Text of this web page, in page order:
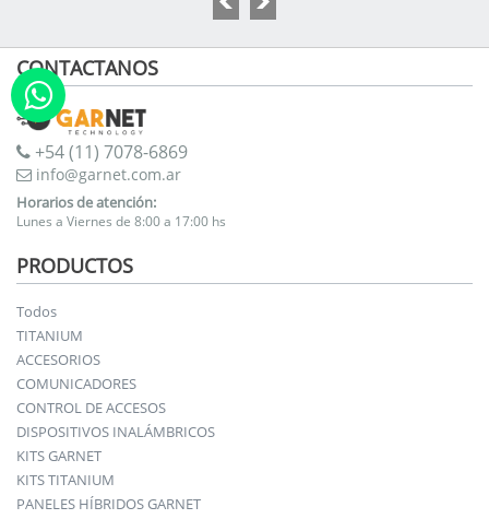
CONTACTANOS
+54 (11) 7078-6869
info@garnet.com.ar
Horarios de atención:
Lunes a Viernes de 8:00 a 17:00 hs
PRODUCTOS
Todos
TITANIUM
ACCESORIOS
COMUNICADORES
CONTROL DE ACCESOS
DISPOSITIVOS INALÁMBRICOS
KITS GARNET
KITS TITANIUM
PANELES HÍBRIDOS GARNET